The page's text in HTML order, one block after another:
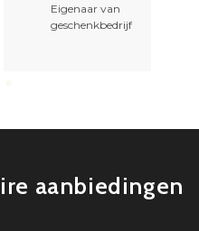
Eigenaar van
geschenkbedrijf
aanbiedingen